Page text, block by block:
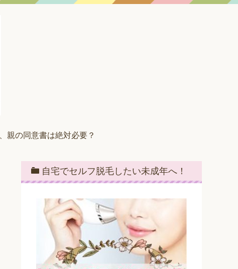
親の同意書は絶対必要？
自宅でセルフ脱毛したい未成年へ！